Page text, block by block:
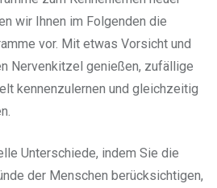
wir Ihnen im Folgenden die
vor. Mit etwas Vorsicht und
Nervenkitzel genießen, zufällige
kennenzulernen und gleichzeitig
Unterschiede, indem Sie die
der Menschen berücksichtigen,